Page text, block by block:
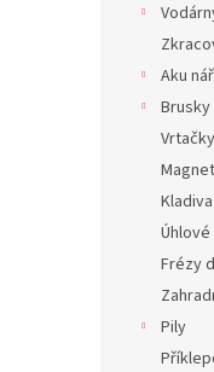
Aku
Brusky
Vrtačky
Kladiva
Frézy
Pily